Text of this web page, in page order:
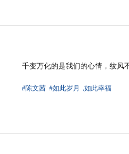
千变万化的是我们的心情，纹风
#陈文茜 #如此岁月 ，如此幸福